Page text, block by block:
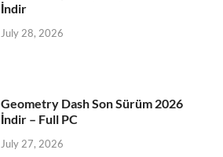
İndir
July 28, 2026
Geometry Dash Son Sürüm 2026
İndir – Full PC
July 27, 2026